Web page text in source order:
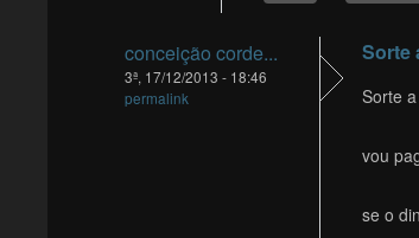
conceição corde...
3ª, 17/12/2013 - 18:46
permalink
Sorte
Sorte
vou
se o